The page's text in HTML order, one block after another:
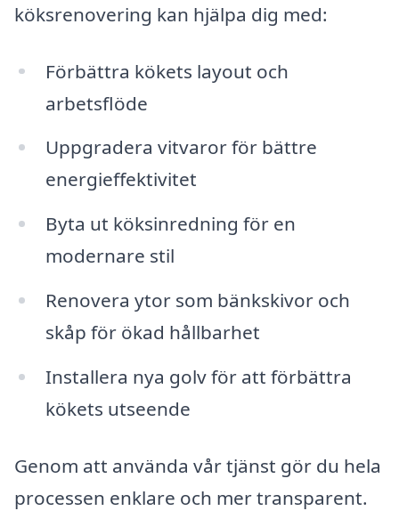
köksrenovering kan hjälpa dig med:
Förbättra kökets layout och
arbetsflöde
Uppgradera vitvaror för bättre
energieffektivitet
Byta ut köksinredning för en
modernare stil
Renovera ytor som bänkskivor och
skåp för ökad hållbarhet
Installera nya golv för att förbättra
kökets utseende
Genom att använda vår tjänst gör du hela
processen enklare och mer transparent.